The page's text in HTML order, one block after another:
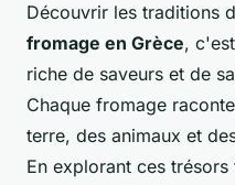
Découvrir les traditions
fromage en Grèce,
riche de saveurs et de
Chaque fromage
terre, des animaux et
En explorant ces